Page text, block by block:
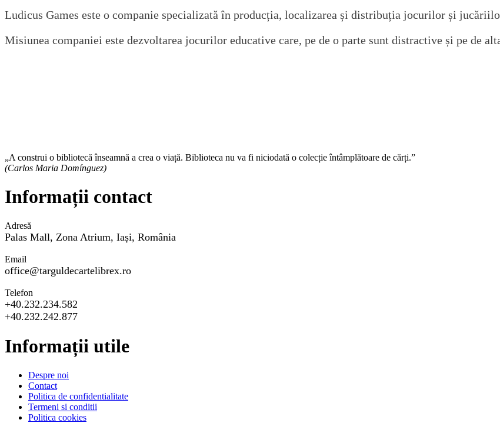
Ludicus Games este o companie specializată în producția, localizarea și distribuția jocurilor și
Misiunea companiei este dezvoltarea jocurilor educative care, pe de o parte sunt distractive și pe de
„A construi o bibliotecă înseamnă a crea o viață. Biblioteca nu va fi niciodată o colecție întâmplătoare de cărți.”
(Carlos Maria Domínguez)
Informații contact
Adresă
Palas Mall, Zona Atrium, Iași, România
Email
office@targuldecartelibrex.ro
Telefon
+40.232.234.582
+40.232.242.877
Informații utile
Despre noi
Contact
Politica de confidentialitate
Termeni si conditii
Politica cookies